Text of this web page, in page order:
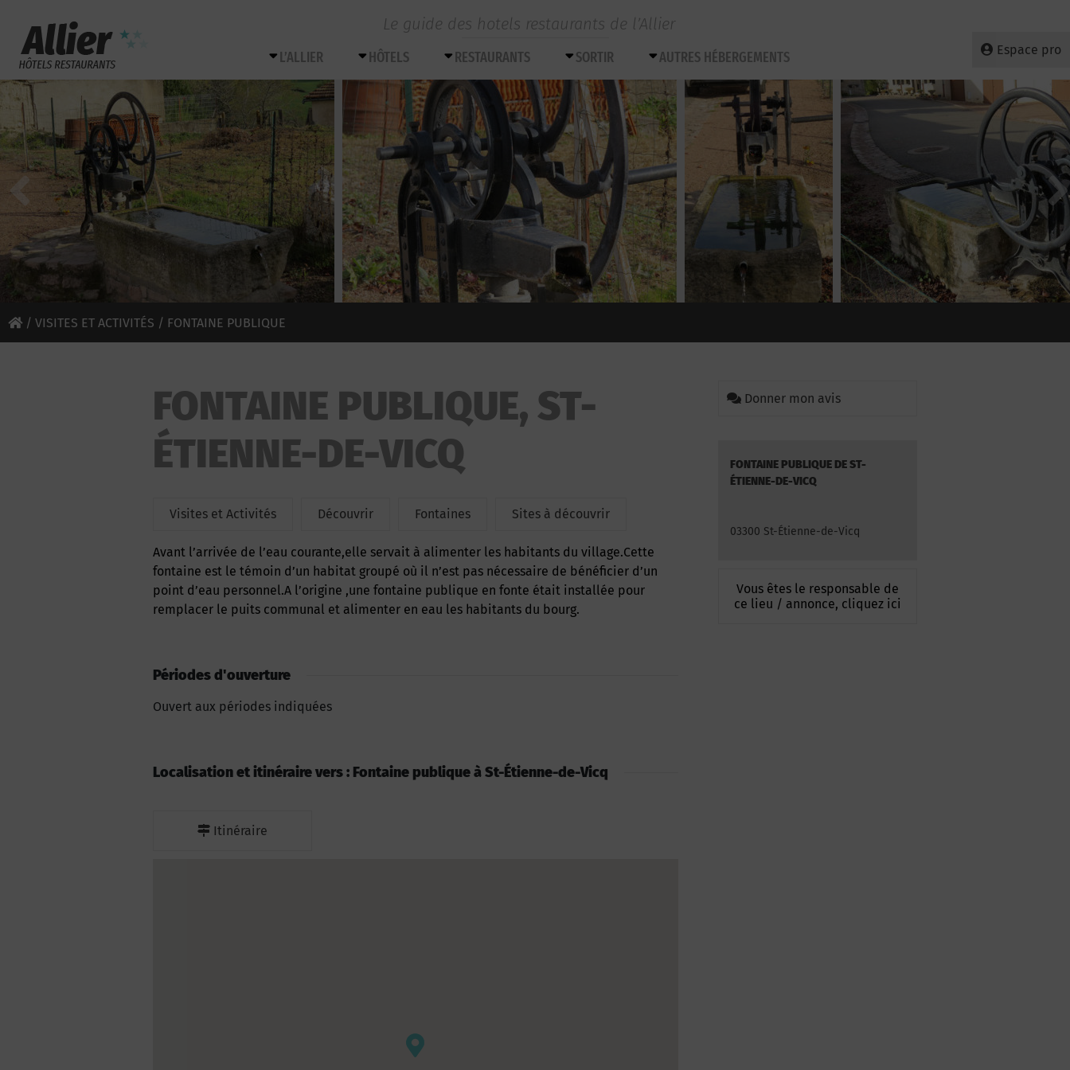
Le guide des hotels restaurants de l’Allier
Espace pro
L’ALLIER HÔTELS RESTAURANTS SORTIR AUTRES HÉBERGEMENTS
/ VISITES ET ACTIVITÉS / FONTAINE PUBLIQUE
FONTAINE PUBLIQUE, ST-
ÉTIENNE-DE-VICQ
Visites et Activités Découvrir Fontaines Sites à découvrir
Avant l’arrivée de l’eau courante,elle servait à alimenter les habitants du village.Cette
fontaine est le témoin d’un habitat groupé où il n’est pas nécessaire de bénéficier d’un
point d’eau personnel.A l’origine ,une fontaine publique en fonte était installée pour
remplacer le puits communal et alimenter en eau les habitants du bourg.
Donner mon avis
FONTAINE PUBLIQUE DE ST-
ÉTIENNE-DE-VICQ
03300 St-Étienne-de-Vicq
Vous êtes le responsable de
ce lieu / annonce, cliquez ici
Périodes d'ouverture
Ouvert aux périodes indiquées
Localisation et itinéraire vers : Fontaine publique à St-Étienne-de-Vicq
Itinéraire